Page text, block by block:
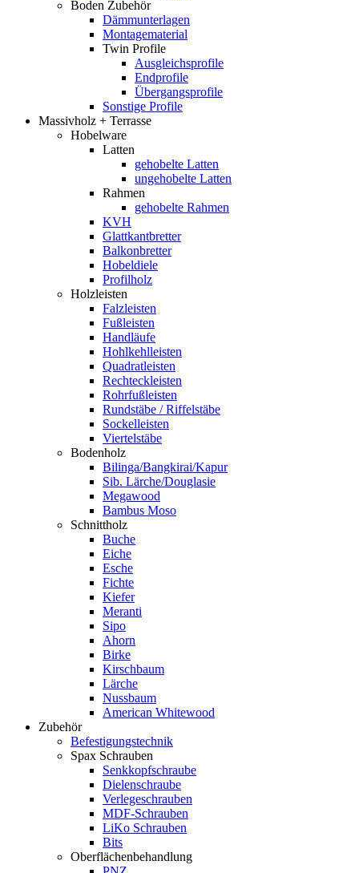
Boden Zubehör
Dämmunterlagen
Montagematerial
Twin Profile
Ausgleichsprofile
Endprofile
Übergangsprofile
Sonstige Profile
Massivholz + Terrasse
Hobelware
Latten
gehobelte Latten
ungehobelte Latten
Rahmen
gehobelte Rahmen
KVH
Glattkantbretter
Balkonbretter
Hobeldiele
Profilholz
Holzleisten
Falzleisten
Fußleisten
Handläufe
Hohlkehlleisten
Quadratleisten
Rechteckleisten
Rohrfußleisten
Rundstäbe / Riffelstäbe
Sockelleisten
Viertelstäbe
Bodenholz
Bilinga/Bangkirai/Kapur
Sib. Lärche/Douglasie
Megawood
Bambus Moso
Schnittholz
Buche
Eiche
Esche
Fichte
Kiefer
Meranti
Sipo
Ahorn
Birke
Kirschbaum
Lärche
Nussbaum
American Whitewood
Zubehör
Befestigungstechnik
Spax Schrauben
Senkkopfschraube
Dielenschraube
Verlegeschrauben
MDF-Schrauben
LiKo Schrauben
Bits
Oberflächenbehandlung